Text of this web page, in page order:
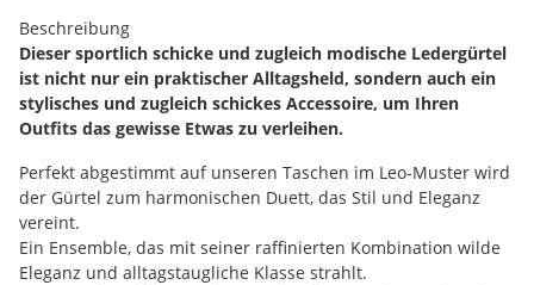
Beschreibung
Dieser sportlich schicke und zugleich modische Ledergürtel
ist nicht nur ein praktischer Alltagsheld, sondern auch ein
stylisches und zugleich schickes Accessoire, um Ihren
Outfits das gewisse Etwas zu verleihen.
Perfekt abgestimmt auf unseren Taschen im Leo-Muster wird
der Gürtel zum harmonischen Duett, das Stil und Eleganz
vereint.
Ein Ensemble, das mit seiner raffinierten Kombination wilde
Eleganz und alltagstaugliche Klasse strahlt.